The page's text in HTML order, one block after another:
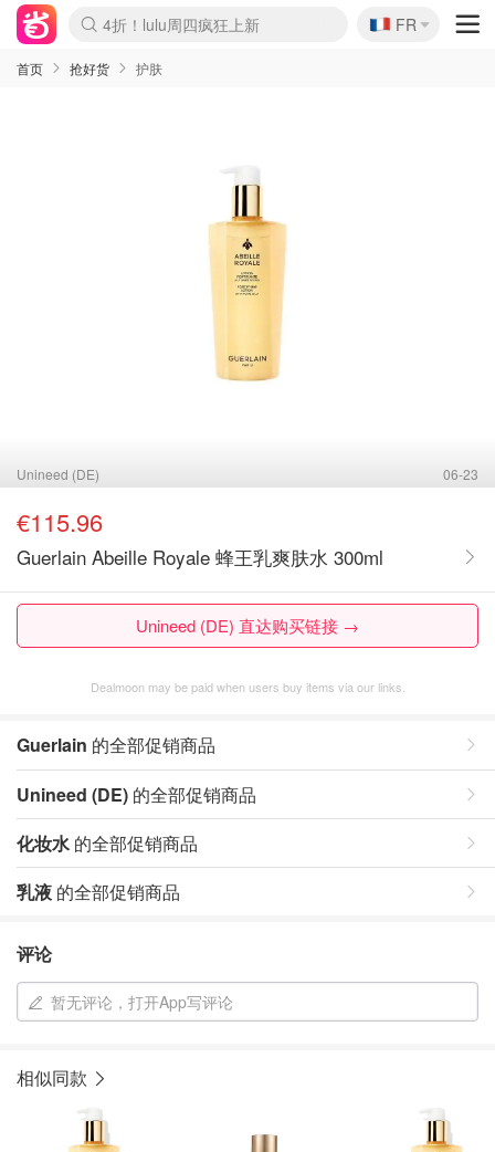
Boticinal 夏促开抢！
4折！lulu周四疯狂上新
还没结束！&OtherStories大促
Joybuy变相75折 随时失效
速领！Stanley独家85折
疑似霸哥！Camper额外叠85折
Zalando 奥莱闪促！每日更新
Moncler反季囤！5折起+叠9折
Coach Brooklyn仅€192
🇫🇷
FR
首页 抢好货 护肤
Unineed (DE) 06-23
€115.96
Guerlain Abeille Royale 蜂王乳爽肤水 300ml
Unineed (DE) 直达购买链接 →
Dealmoon may be paid when users buy items via our links.
Guerlain 的全部促销商品
Unineed (DE) 的全部促销商品
化妆水 的全部促销商品
乳液 的全部促销商品
评论
暂无评论，打开App写评论
相似同款